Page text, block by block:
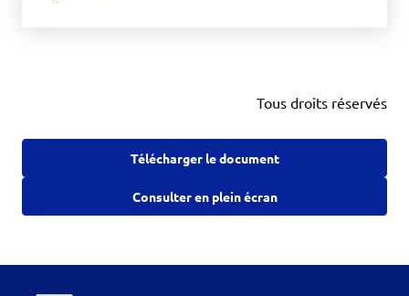
Tous droits réservés
Télécharger le document
Consulter en plein écran